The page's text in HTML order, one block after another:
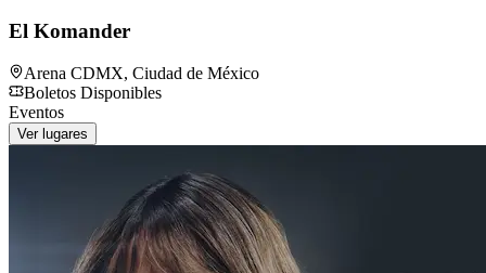
El Komander
Arena CDMX, Ciudad de México
Boletos Disponibles
Eventos
Ver lugares